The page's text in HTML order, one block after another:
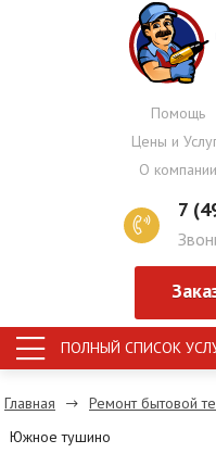
Помощь
Цены и
О компании
7
ПОЛНЫЙ СПИСОК
Главная Ремонт бытовой
Южное тушино